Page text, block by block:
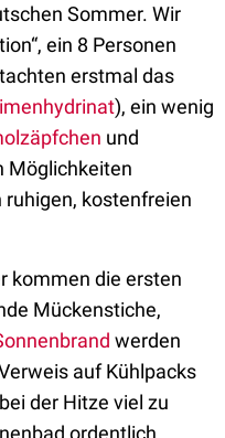
Sommer. Wir
ein 8 Personen
erstmal das
), ein wenig
und
Möglichkeiten
kostenfreien
kommen die ersten
Mückenstiche,
werden
auf Kühlpacks
der Hitze viel zu
ordentlich